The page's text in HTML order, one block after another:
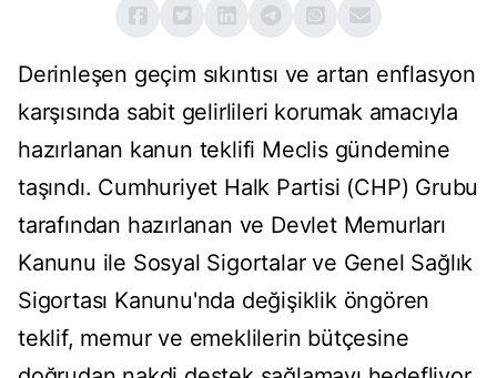
Derinleşen geçim sıkıntısı ve artan enflasyon
karşısında sabit gelirlileri korumak amacıyla
hazırlanan kanun teklifi Meclis gündemine
taşındı. Cumhuriyet Halk Partisi (CHP) Grubu
tarafından hazırlanan ve Devlet Memurları
Kanunu ile Sosyal Sigortalar ve Genel Sağlık
Sigortası Kanunu'nda değişiklik öngören
teklif, memur ve emeklilerin bütçesine